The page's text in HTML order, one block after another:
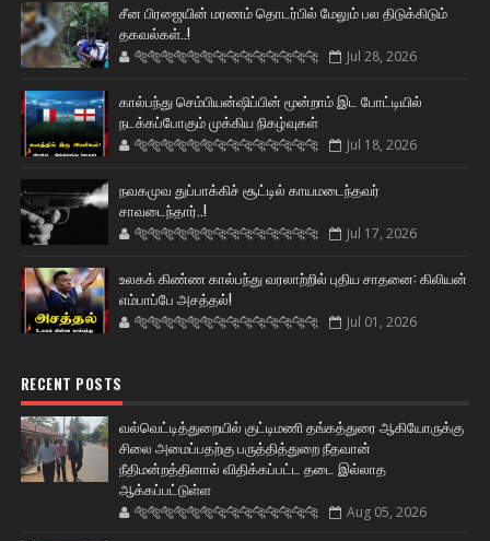
சீன பிரஜையின் மரணம் தொடர்பில் மேலும் பல திடுக்கிடும்
தகவல்கள்..!
🐅🐅🐅🐅🐅🐅🐆🐆🐆🐆🐆🐆🐆🐆 Jul 28, 2026
கால்பந்து செம்பியன்ஷிப்பின் மூன்றாம் இட போட்டியில்
நடக்கப்போகும் முக்கிய நிகழ்வுகள்
🐅🐅🐅🐅🐅🐅🐆🐆🐆🐆🐆🐆🐆🐆 Jul 18, 2026
நவகமுவ துப்பாக்கிச் சூட்டில் காயமடைந்தவர்
சாவடைந்தார்..!
🐅🐅🐅🐅🐅🐅🐆🐆🐆🐆🐆🐆🐆🐆 Jul 17, 2026
உலகக் கிண்ண கால்பந்து வரலாற்றில் புதிய சாதனை: கிலியன்
எம்பாப்பே அசத்தல்!
🐅🐅🐅🐅🐅🐅🐆🐆🐆🐆🐆🐆🐆🐆 Jul 01, 2026
RECENT POSTS
வல்வெட்டித்துறையில் குட்டிமணி தங்கத்துரை ஆகியோருக்கு
சிலை அமைப்பதற்கு பருத்தித்துறை நீதவான்
நீதிமன்றத்தினால் விதிக்கப்பட்ட தடை இல்லாத
ஆக்கப்பட்டுள்ள
🐅🐅🐅🐅🐅🐅🐆🐆🐆🐆🐆🐆🐆🐆 Aug 05, 2026